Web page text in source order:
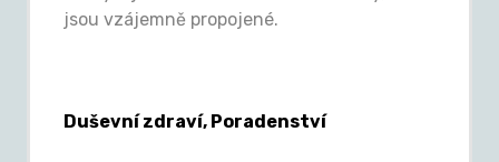
jsou vzájemně propojené.
Duševní zdraví, Poradenství